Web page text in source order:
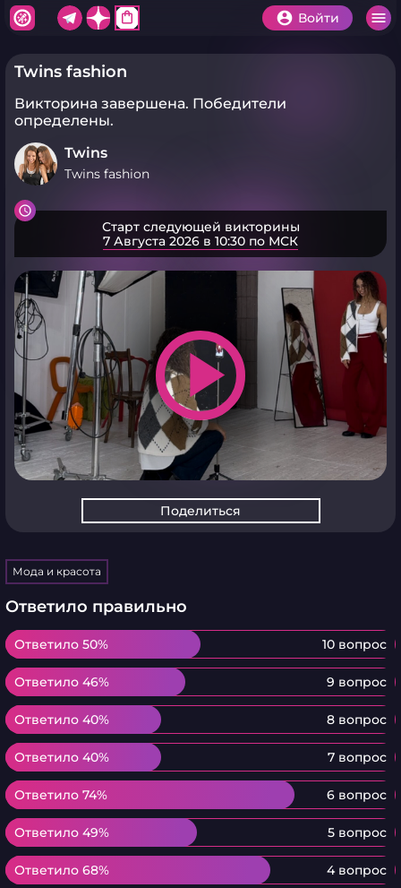
shopping_bag Войти
Twins fashion
Викторина завершена. Победители
определены.
Twins
Twins fashion
Старт следующей викторины
7 Августа 2026 в 10:30 по МСК
play_arrow
Поделиться
Мода и красота
Ответило правильно
Ответило 50% 10 вопрос
Ответило 50%
Ответило 46% 9 вопрос
Ответило 46%
Ответило 40% 8 вопрос
Ответило 40%
Ответило 40% 7 вопрос
Ответило 40%
Ответило 74% 6 вопрос
Ответило 74%
Ответило 49% 5 вопрос
Ответило 49%
Ответило 68% 4 вопрос
Ответило 68%